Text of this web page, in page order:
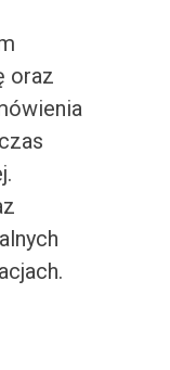
oraz